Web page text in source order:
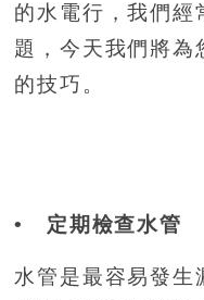
的水電行，我們經
題，今天我們將為
的技巧。
• 定期檢查水管
水管是最容易發生